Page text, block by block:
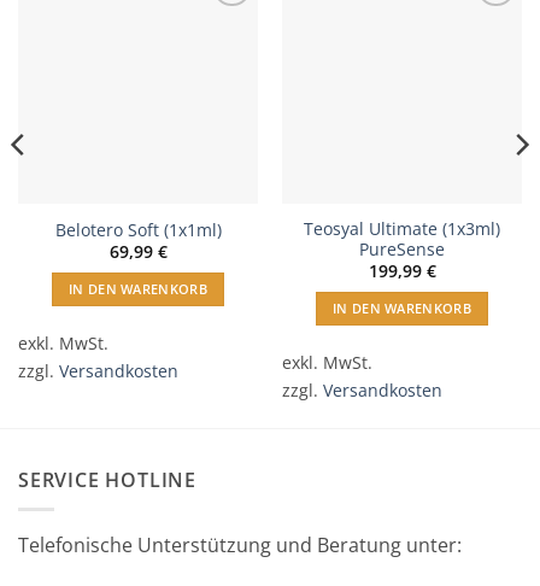
Belotero Soft (1x1ml)
69,99 €
IN DEN WARENKORB
exkl. MwSt.
zzgl. Versandkosten
Teosyal Ultimate (1x3ml)
PureSense
199,99 €
IN DEN WARENKORB
exkl. MwSt.
zzgl. Versandkosten
SERVICE HOTLINE
Telefonische Unterstützung und Beratung unter: